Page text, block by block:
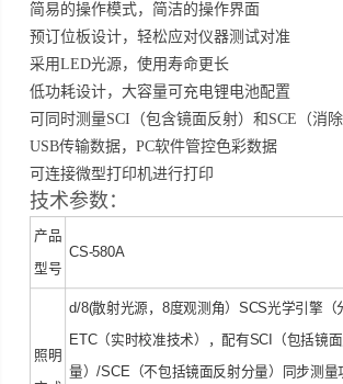
简易的操作模式，简洁的操作界面
预订位板设计，轻松应对仪器测试对准
采用LED光源，使用寿命更长
低功耗设计，大容量可充电锂电池配置
可同时测量SCI（包含镜面反射）和SCE（消除
USB传输数据，PC软件管控色彩数据
可连接微型打印机进行打印
技术参数：
产品
型号
CS-580A
照明
d/8(散射光源，8度观测角）SCS光学引擎（
ETC（实时校准技术），配有SCI（包括镜
量）/SCE（不包括镜面反射分量）同步测量